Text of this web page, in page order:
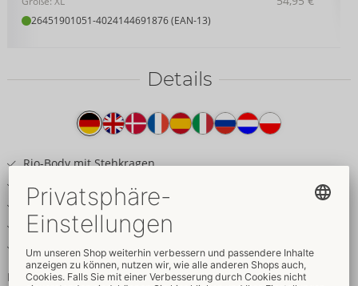
26451901051-4024144691876 (EAN-13)
Details
Produkttext
Rio-Body mit Stehkragen
Edler 2-farbiger Mattlook
Transparente Netz-Einsätze
3-Wege-Reißverschluss bis in den Schritt
Weich & elastisch für hohen Tragekomfort
Mattlook-Style mit Mesh und Zip!